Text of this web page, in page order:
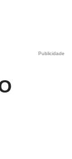
Publicidade